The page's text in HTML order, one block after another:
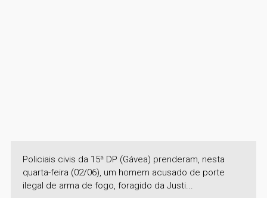
Policiais civis da 15ª DP (Gávea) prenderam, nesta
quarta-feira (02/06), um homem acusado de porte
ilegal de arma de fogo, foragido da Justi...